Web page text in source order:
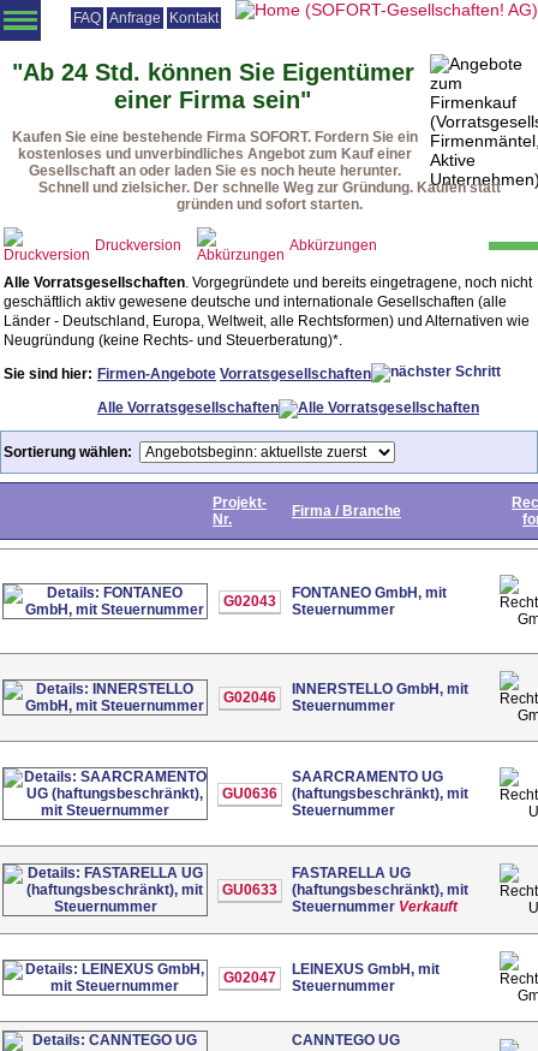
FAQ Anfrage Kontakt
Angebotsliste Vorratsgesellschaften Firmenmäntel Beteiligungen
Vorgehensweise Rechtsformen Downloads
Startseite
"Ab 24 Std. können Sie Eigentümer
einer Firma sein"
Kaufen Sie eine bestehende Firma SOFORT. Fordern Sie ein
kostenloses und unverbindliches Angebot zum Kauf einer
Gesellschaft an oder laden Sie es noch heute herunter.
Schnell und zielsicher. Der schnelle Weg zur Gründung. Kaufen statt
gründen und sofort starten.
Druckversion Abkürzungen
Alle Vorratsgesellschaften. Vorgegründete und bereits eingetragene, noch nicht
geschäftlich aktiv gewesene deutsche und internationale Gesellschaften (alle
Länder - Deutschland, Europa, Weltweit, alle Rechtsformen) und Alternativen wie
Neugründung (keine Rechts- und Steuerberatung)*.
Sie sind hier: Firmen-Angebote Vorratsgesellschaften
Alle Vorratsgesellschaften
Sortierung wählen:
Projekt-
Nr.
Firma / Branche
G02043
FONTANEO GmbH, mit
Steuernummer
G02046
INNERSTELLO GmbH, mit
Steuernummer
GU0636
SAARCRAMENTO UG
(haftungsbeschränkt), mit
Steuernummer
GU0633
FASTARELLA UG
(haftungsbeschränkt), mit
Steuernummer Verkauft
G02047
LEINEXUS GmbH, mit
Steuernummer
CANNTEGO UG